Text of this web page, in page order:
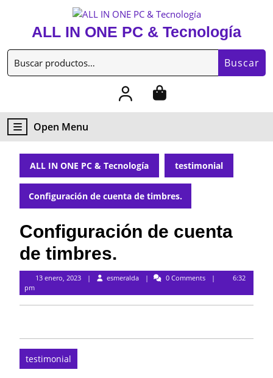
ALL IN ONE PC & Tecnología
Buscar
por:
Buscar
My
Open Menu
Menu
ALL IN ONE PC & Tecnología testimonial
Configuración de cuenta de timbres.
Configuración de cuenta
de timbres.
13 enero, 2023 esmeraldaesmeralda0 Comments
6:32
pm
testimonial